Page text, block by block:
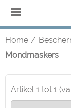
Home /
Mondmaskers
Artikel1 tot 1